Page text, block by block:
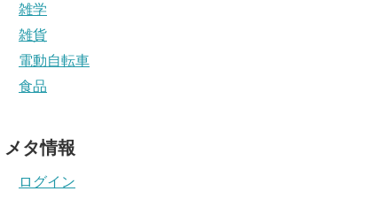
雑学
雑貨
電動自転車
食品
メタ情報
ログイン